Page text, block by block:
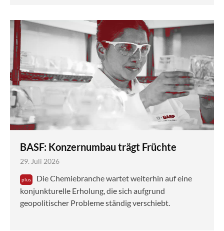
BASF: Konzernumbau trägt Früchte
29. Juli 2026
Die Chemiebranche wartet weiterhin auf eine
konjunkturelle Erholung, die sich aufgrund
geopolitischer Probleme ständig verschiebt.